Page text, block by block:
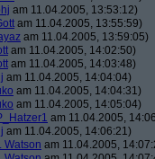
am 11.04.2005, 13:53:12)
am 11.04.2005, 13:55:59)
am 11.04.2005, 13:59:05)
am 11.04.2005, 14:02:50)
am 11.04.2005, 14:03:48)
am 11.04.2005, 14:04:04)
am 11.04.2005, 14:04:31)
am 11.04.2005, 14:05:04)
am 11.04.2005,
am 11.04.2005, 14:06:21)
Watson am 11.04.2005,